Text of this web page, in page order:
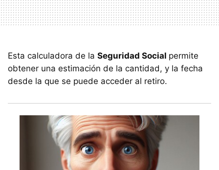
Esta calculadora de la Seguridad Social permite
obtener una estimación de la cantidad, y la fecha
desde la que se puede acceder al retiro.